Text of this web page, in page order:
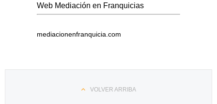
Web Mediación en Franquicias
mediacionenfranquicia.com
VOLVER ARRIBA